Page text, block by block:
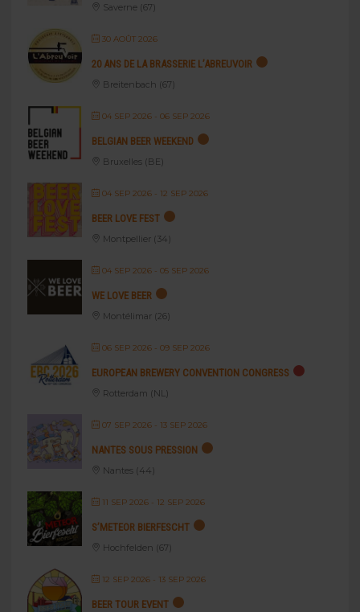
Saverne (67)
30 AOÛT 2026
20 ANS DE LA BRASSERIE L’ABREUVOIR
Breitenbach (67)
04 SEP 2026- 06 SEP 2026
BELGIAN BEER WEEKEND
Bruxelles (BE)
04 SEP 2026- 12 SEP 2026
BEER LOVE FEST
Montpellier (34)
04 SEP 2026- 05 SEP 2026
WE LOVE BEER
Montélimar (26)
06 SEP 2026- 09 SEP 2026
EUROPEAN BREWERY CONVENTION CONGRESS
Rotterdam (NL)
07 SEP 2026- 13 SEP 2026
NANTES SOUS PRESSION
Nantes (44)
11 SEP 2026- 12 SEP 2026
S’METEOR BIERFESCHT
Hochfelden (67)
12 SEP 2026- 13 SEP 2026
BEER TOUR EVENT